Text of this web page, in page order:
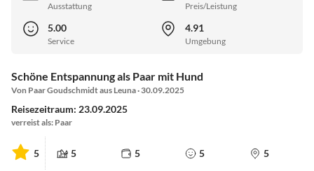
Ausstattung Preis/Leistung
5.00
Service
4.91
Umgebung
Schöne Entspannung als Paar mit Hund
Von Paar Goudschmidt aus Leuna · 30.09.2025
Reisezeitraum: 23.09.2025
verreist als: Paar
5 5 5 5 5